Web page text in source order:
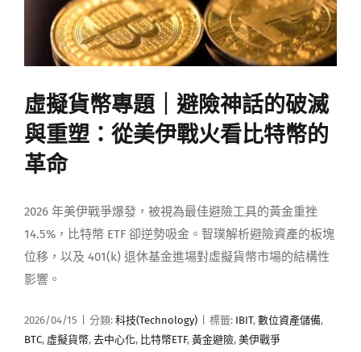
產業日報
媒體曝光
中文
虛擬貨幣專題｜避險神話的破滅
與重塑：從美伊戰火看比特幣的
革命
2026 年美伊戰爭爆發，被視為最佳避險工具的黃金重挫
14.5%，比特幣 ETF 卻逆勢吸金。智璞解析避險資產的板塊
位移，以及 401(k) 退休基金進場對虛擬貨幣市場的結構性
影響。
2026/04/15 分類: 科技(Technology) 標籤: IBIT, 數位資產儲備,
BTC, 虛擬貨幣, 去中心化, 比特幣ETF, 黃金避險, 美伊戰爭